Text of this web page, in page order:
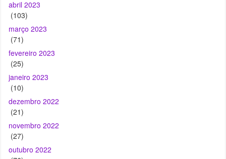
fevereiro 2023
janeiro 2023
(10)
dezembro 2022
(21)
novembro 2022
(27)
outubro 2022
setembro 2022
(45)